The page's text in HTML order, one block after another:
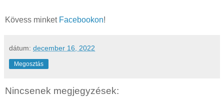
Kövess minket Facebookon!
dátum: december 16, 2022
Megosztás
Nincsenek megjegyzések: